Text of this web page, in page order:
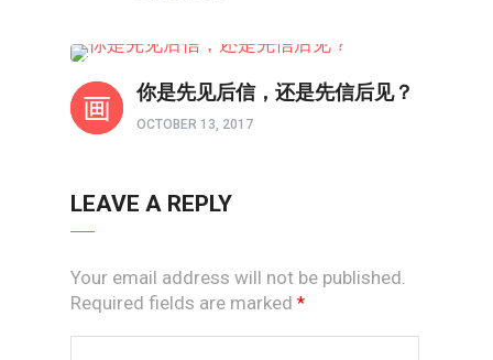
你是先见后信，还是先信后见？
OCTOBER 13, 2017
LEAVE A REPLY
Your email address will not be published.
Required fields are marked *